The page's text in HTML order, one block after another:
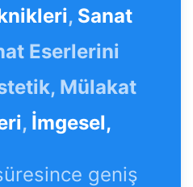
, Sanat
Eserlerini
Mülakat
, İmgesel,
geniş